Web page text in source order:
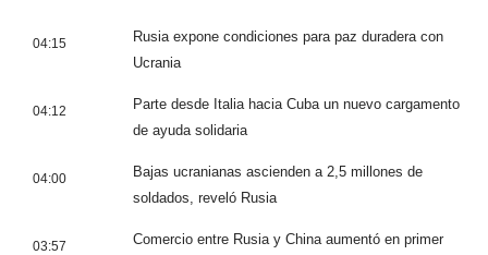
04:15
Rusia expone condiciones para paz duradera con
Ucrania
04:12
Parte desde Italia hacia Cuba un nuevo cargamento
de ayuda solidaria
04:00
Bajas ucranianas ascienden a 2,5 millones de
soldados, reveló Rusia
03:57
Comercio entre Rusia y China aumentó en primer